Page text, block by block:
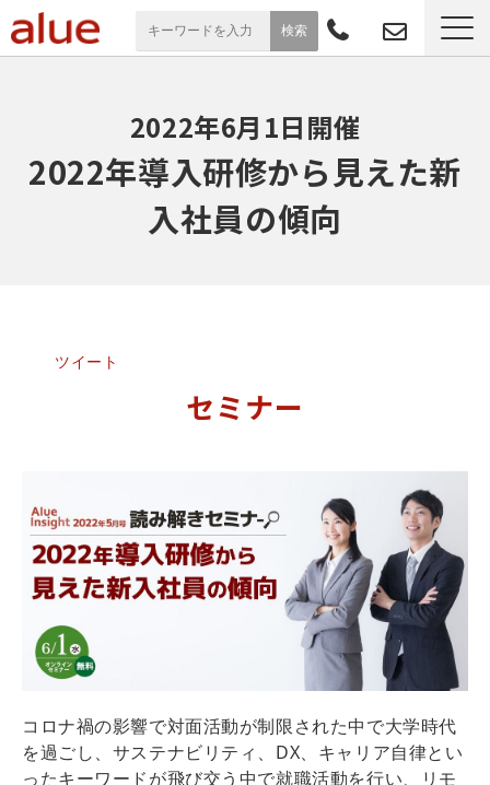
導入事例
お役立ち情報
2022年6月1日開催
2022年導入研修から見えた新
入社員の傾向
ツイート
セミナー
コロナ禍の影響で対面活動が制限された中で大学時代
を過ごし、サステナビリティ、DX、キャリア自律とい
ったキーワードが飛び交う中で就職活動を行い、リモ